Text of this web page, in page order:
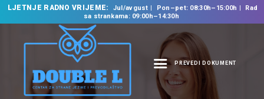
LJETNJE RADNO VRIJEME: Jul/avgust Pon–pet: 08:30h–15:00h
Rad
sa strankama: 09:00h–14:30h
PREVEDI DOKUMENT
NASLOVNA